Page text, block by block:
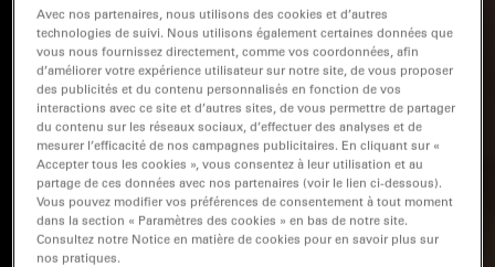
Avec nos partenaires, nous utilisons des cookies et d’autres
technologies de suivi. Nous utilisons également certaines données que
vous nous fournissez directement, comme vos coordonnées, afin
d’améliorer votre expérience utilisateur sur notre site, de vous proposer
des publicités et du contenu personnalisés en fonction de vos
interactions avec ce site et d’autres sites, de vous permettre de partager
du contenu sur les réseaux sociaux, d’effectuer des analyses et de
mesurer l’efficacité de nos campagnes publicitaires. En cliquant sur «
Accepter tous les cookies », vous consentez à leur utilisation et au
partage de ces données avec nos partenaires (voir le lien ci-dessous).
Vous pouvez modifier vos préférences de consentement à tout moment
dans la section « Paramètres des cookies » en bas de notre site.
Consultez notre Notice en matière de cookies pour en savoir plus sur
nos pratiques.